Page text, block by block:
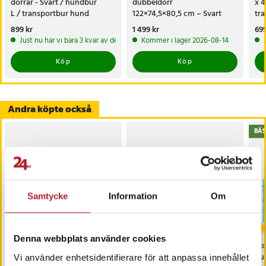
Samtycke Information Om
Denna webbplats använder cookies
Vi använder enhetsidentifierare för att anpassa innehållet
L / transportbur hund
Pris:899 kr
899 kr
Just nu har vi bara 3 kvar av denna produkt
Köp
122×74,5×80,5 cm – Svart
Pris:1 499 kr
1 499 kr
Kommer i lager 2026-08-14
Köp
Andra köpte också
Biologiskt nedbrytbara
bajspåsar 8 rullar
Biologiskt nedbrytbara
bajspåsar 16 rullar + 1